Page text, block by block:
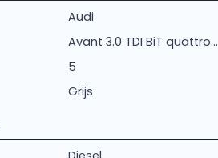
Audi
Avant 3.0 TDI BiT quattro...
5
Grijs